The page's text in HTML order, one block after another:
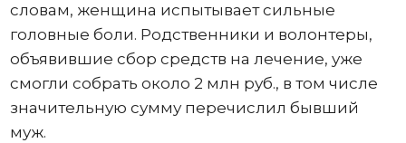
словам, женщина испытывает сильные
головные боли. Родственники и волонтеры,
объявившие сбор средств на лечение, уже
смогли собрать около 2 млн руб., в том числе
значительную сумму перечислил бывший
муж.